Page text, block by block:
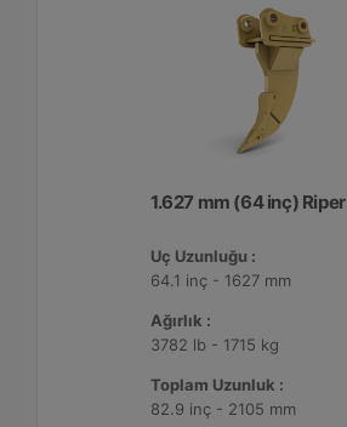
1.627 mm (64 inç) Riper
Uç Uzunluğu :
64.1 inç - 1627 mm
Ağırlık :
3782 lb - 1715 kg
Toplam Uzunluk :
82.9 inç - 2105 mm